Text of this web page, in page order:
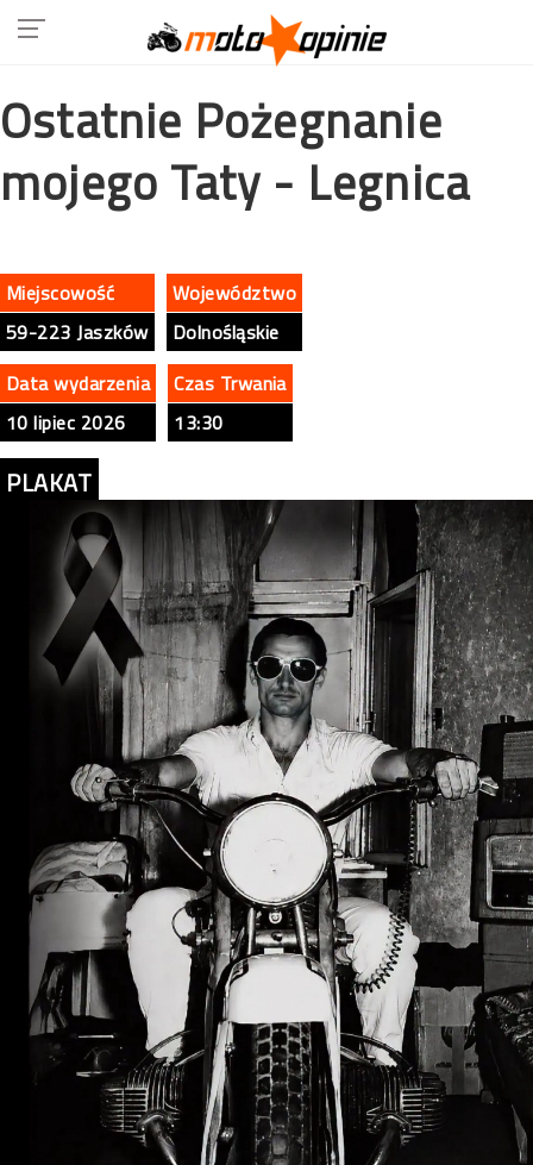
Ostatnie Pożegnanie
mojego Taty - Legnica
Miejscowość
59-223 Jaszków
Województwo
Dolnośląskie
Data wydarzenia
10 lipiec 2026
Czas Trwania
13:30
PLAKAT